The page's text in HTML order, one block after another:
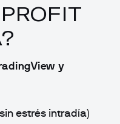
y
estrés intradía)